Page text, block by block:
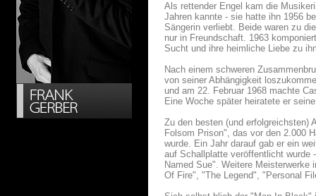
Als rettender Engel kam die
Jahren kannte - sie hatte ihn 1956
Sängerin verliebt. Beide waren zu
nur in Freundschaft. 1963
Sucht und ihre heimliche Liebe zu
Nach einem schweren
von seiner Abhängigkeit
und am 22. Februar 1968 machte
Eine Woche später heiratete er
Zu den besten (und erfolgreichsten)
Folsom Prison", das vor den 2.000
wurde. Ein Jahr darauf gab er ein
auf Schallplatte veröffentlicht wurde
Named Sue". Weitere
Of Fire", "The Legend", "Personal